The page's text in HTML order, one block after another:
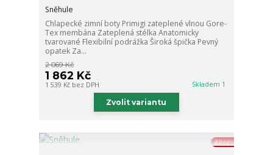
Sněhule
Chlapecké zimní boty Primigi zateplené vlnou Gore-
Tex membána Zateplená stélka Anatomicky
tvarované Flexibilní podrážka Široká špička Pevný
opatek Za...
2 069 Kč
1 862 Kč
1 539 Kč bez DPH Skladem 1
Zvolit variantu
Akce